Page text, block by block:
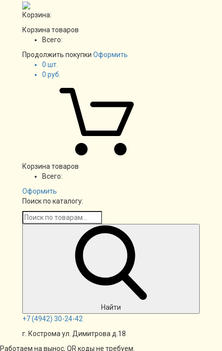
Корзина:
Корзина товаров
Всего:
Продолжить покупки Оформить
0 шт.
0 руб.
Корзина товаров
Всего:
Оформить
Поиск по каталогу:
Найти
+7(4942) 30-24-42
г. Кострома ул. Димитрова д.18
Работаем на вынос, QR коды не требуем.